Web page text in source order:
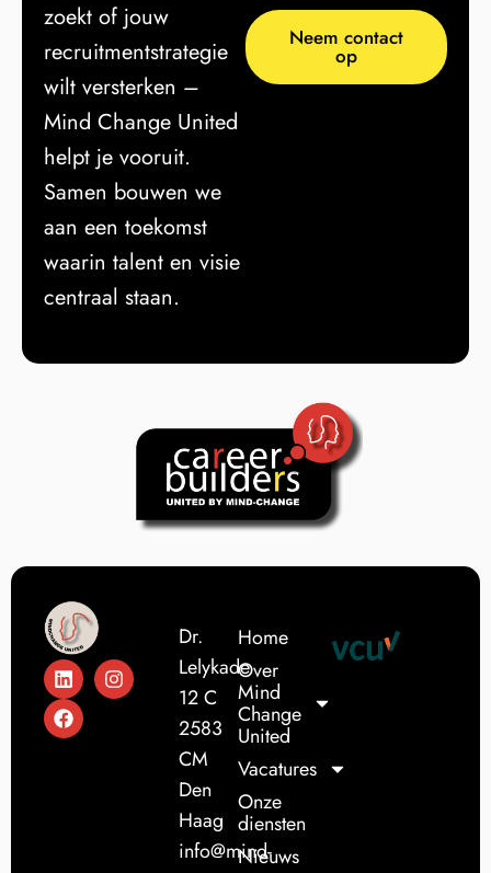
zoekt of jouw
recruitmentstrategie
wilt versterken –
Mind Change United
helpt je vooruit.
Samen bouwen we
aan een toekomst
waarin talent en visie
centraal staan.
Neem contact
op
Dr.
Lelykade
12 C
2583
CM
Den
Haag
info@mind-
Home
Over
Mind
Change
United
Vacatures
Onze
diensten
Nieuws